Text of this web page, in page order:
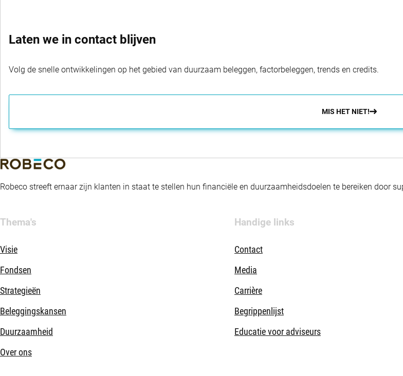
Laten we in contact blijven
Volg de snelle ontwikkelingen op het gebied van duurzaam beleggen, factorbeleggen, trends en credits.
MIS HET NIET!
Robeco streeft ernaar zijn klanten in staat te stellen hun financiële en duurzaamheidsdoelen te bereiken door
Thema's
Visie
Fondsen
Strategieën
Beleggingskansen
Duurzaamheid
Over ons
Handige links
Contact
Media
Carrière
Begrippenlijst
Educatie voor adviseurs